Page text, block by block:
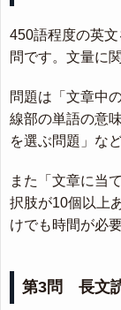
450語程度の英
問です。文量に
問題は「文章中
線部の単語の意
を選ぶ問題」な
また「文章に当
択肢が10個以上
けでも時間が必要
第3問 長文